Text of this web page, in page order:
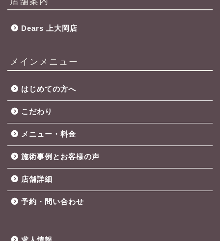
Dears 上大岡店
メインメニュー
はじめての方へ
こだわり
メニュー・料金
施術事例とお客様の声
店舗詳細
予約・問い合わせ